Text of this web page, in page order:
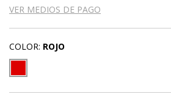
VER MEDIOS DE PAGO
COLOR: ROJO